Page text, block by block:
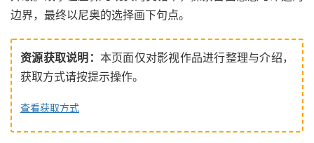
边界，最终以尼奥的选择画下句点。
资源获取说明： 本页面仅对影视作品进行整理与介绍，
获取方式请按提示操作。
查看获取方式